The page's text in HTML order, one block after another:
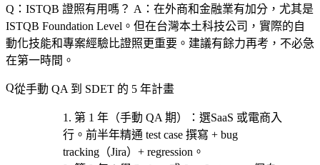
Q：ISTQB 證照有用嗎？ A：在外商和金融業有加分，尤其是
ISTQB Foundation Level。但在台灣本土科技公司，實際的自
動化技能和專案經驗比證照更重要。建議有餘力再考，不必急
在第一時間。
從手動 QA 到 SDET 的 5 年計畫
第 1 年（手動 QA 期） ：選SaaS 或電商 入
行。前半年精通 test case 撰寫 + bug
tracking（Jira）+ regression。